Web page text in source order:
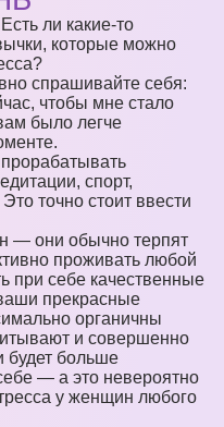
ли какие-то
которые можно
спрашивайте себя:
чтобы мне стало
было легче
спорт,
точно стоит ввести
— они обычно терпят
проживать любой
при себе качественные
прекрасные
органичны
и совершенно
будет больше
— а это невероятно
у женщин любого